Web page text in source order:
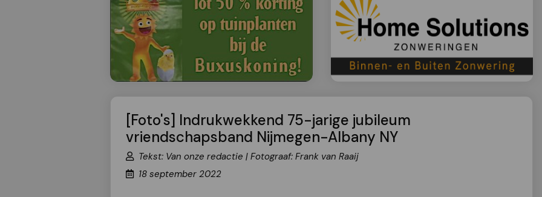
[Foto's] Indrukwekkend 75-jarige jubileum
vriendschapsband Nijmegen-Albany NY
Tekst: Van onze redactie | Fotograaf: Frank van Raaij
18 september 2022